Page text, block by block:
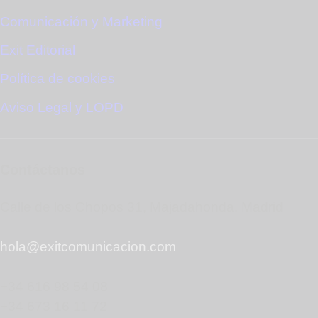
Comunicación y Marketing
Exit Editorial
Política de cookies
Aviso Legal y LOPD
hola@exitcomunicacion.com